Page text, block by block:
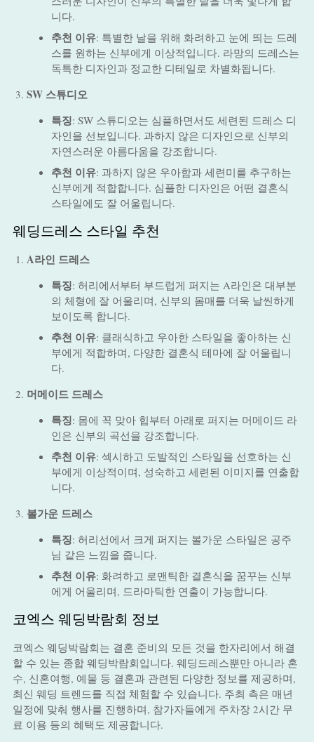
니다.
추천 이유: 특별한 날을 위해 화려하고 눈에 띄는 드레
스를 원하는 신부에게 이상적입니다. 라망의 드레스는
독특한 디자인과 정교한 디테일로 차별화됩니다.
SW 스튜디오
특징: SW 스튜디오는 심플하면서도 세련된 드레스 디
자인을 선보입니다. 과하지 않은 디자인으로 신부의
자연스러운 아름다움을 강조합니다.
추천 이유: 과하지 않은 우아함과 세련미를 추구하는
신부에게 적합합니다. 심플한 디자인은 어떤 결혼식
스타일에도 잘 어울립니다.
웨딩드레스 스타일 추천
A라인 드레스
특징: 허리에서부터 부드럽게 퍼지는 A라인은 대부분
의 체형에 잘 어울리며, 신부의 몸매를 더욱 날씬하게
보이도록 합니다.
추천 이유: 클래식하고 우아한 스타일을 좋아하는 신
부에게 적합하며, 다양한 결혼식 테마에 잘 어울립니
다.
머메이드 드레스
특징: 몸에 꼭 맞아 힙부터 아래로 퍼지는 머메이드 라
인은 신부의 곡선을 강조합니다.
추천 이유: 섹시하고 도발적인 스타일을 선호하는 신
부에게 이상적이며, 성숙하고 세련된 이미지를 연출합
니다.
볼가운 드레스
특징: 허리선에서 크게 퍼지는 볼가운 스타일은 공주
님 같은 느낌을 줍니다.
추천 이유: 화려하고 로맨틱한 결혼식을 꿈꾸는 신부
에게 어울리며, 드라마틱한 연출이 가능합니다.
코엑스 웨딩박람회 정보
코엑스 웨딩박람회는 결혼 준비의 모든 것을 한자리에서 해결
할 수 있는 종합 웨딩박람회입니다. 웨딩드레스뿐만 아니라 혼
수, 신혼여행, 예물 등 결혼과 관련된 다양한 정보를 제공하며,
최신 웨딩 트렌드를 직접 체험할 수 있습니다. 주최 측은 매년
일정에 맞춰 행사를 진행하며, 참가자들에게 주차장 2시간 무
료 이용 등의 혜택도 제공합니다.